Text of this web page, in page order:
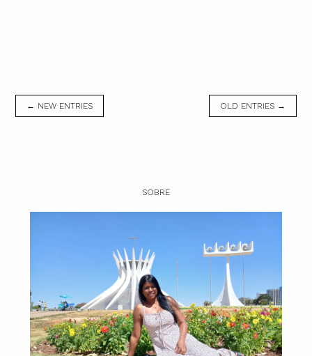
← NEW ENTRIES OLD ENTRIES →
SOBRE